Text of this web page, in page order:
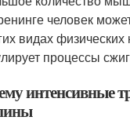
человек
видах
процессы
интенсивные